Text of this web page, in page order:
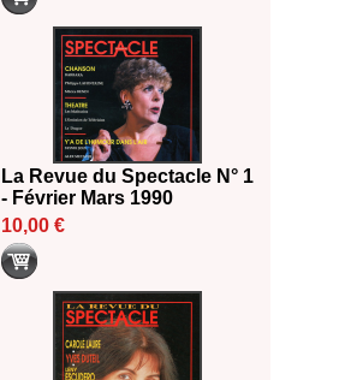
La Revue du Spectacle N° 1
- Février Mars 1990
10,00 €